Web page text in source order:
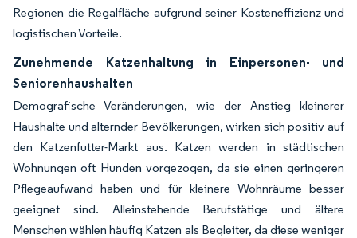
Regionen die Regalfläche aufgrund seiner Kosteneffizienz und
logistischen Vorteile.
Zunehmende Katzenhaltung in Einpersonen- und
Seniorenhaushalten
Demografische Veränderungen, wie der Anstieg kleinerer
Haushalte und alternder Bevölkerungen, wirken sich positiv auf
den Katzenfutter-Markt aus. Katzen werden in städtischen
Wohnungen oft Hunden vorgezogen, da sie einen geringeren
Pflegeaufwand haben und für kleinere Wohnräume besser
geeignet sind. Alleinstehende Berufstätige und ältere
Menschen wählen häufig Katzen als Begleiter, da diese weniger